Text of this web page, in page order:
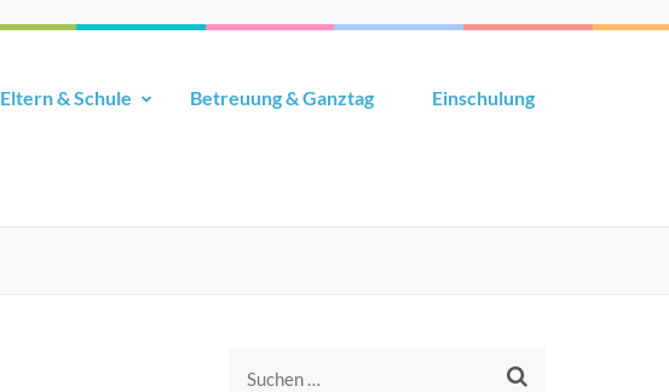
Eltern & Schule Betreuung & Ganztag Einschulung